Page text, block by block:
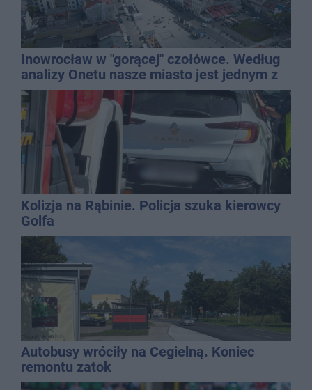
Inowrocław w "gorącej" czołówce. Według
analizy Onetu nasze miasto jest jednym z
najbardziej narażonych na upały
Kolizja na Rąbinie. Policja szuka kierowcy
Golfa
Autobusy wróciły na Cegielną. Koniec
remontu zatok